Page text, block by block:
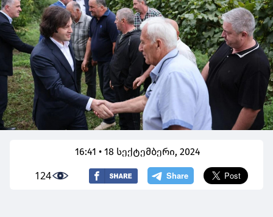
16:41 • 18 სექტემბერი, 2024
124